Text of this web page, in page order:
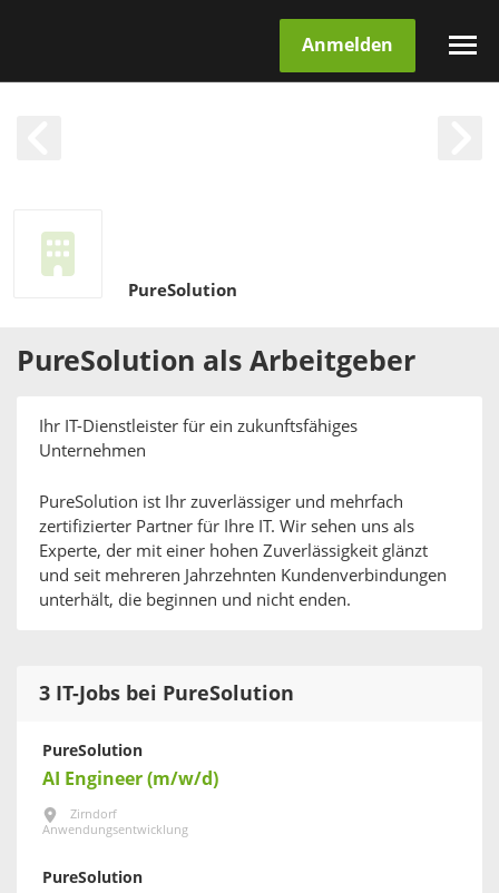
Anmelden
PureSolution
PureSolution als Arbeitgeber
Ihr IT-Dienstleister für ein zukunftsfähiges
Unternehmen
PureSolution ist Ihr zuverlässiger und mehrfach
zertifizierter Partner für Ihre IT. Wir sehen uns als
Experte, der mit einer hohen Zuverlässigkeit glänzt
und seit mehreren Jahrzehnten Kundenverbindungen
unterhält, die beginnen und nicht enden.
3 IT-Jobs bei PureSolution
PureSolution
AI Engineer (m/w/d)
Zirndorf
Anwendungsentwicklung
PureSolution